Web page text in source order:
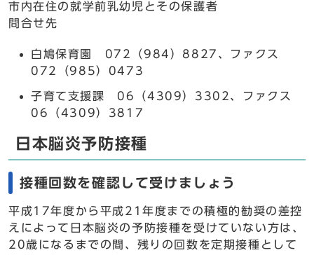
市内在住の就学前乳幼児とその保護者
問合せ先
白鳩保育園 072（984）8827、ファクス
072（985）0473
子育て支援課 06（4309）3302、ファクス
06（4309）3817
日本脳炎予防接種
接種回数を確認して受けましょう
平成17年度から平成21年度までの積極的勧奨の差控
えによって日本脳炎の予防接種を受けていない方は、
20歳になるまでの間、残りの回数を定期接種として